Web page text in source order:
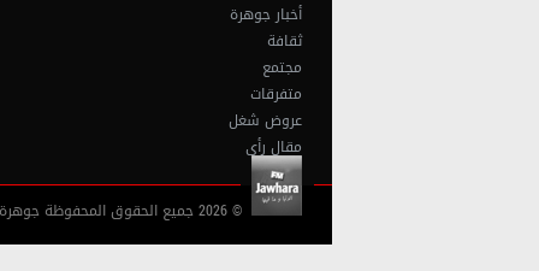
أخبار جوهرة
ثقافة
مجتمع
متفرقات
عروض شغل
مقال رأي
© 2026 جميع الحقوق المحفوظة جوهرة أف آم تونس |